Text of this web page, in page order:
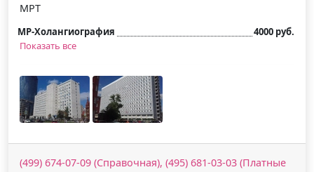
МРТ
МР-Холангиография
4000 руб.
Показать все
(499) 674-07-09 (Справочная), (495) 681-03-03 (Платные